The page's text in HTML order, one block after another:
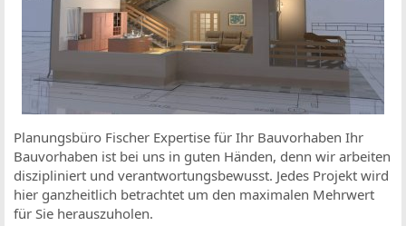
Planungsbüro Fischer Expertise für Ihr Bauvorhaben Ihr
Bauvorhaben ist bei uns in guten Händen, denn wir arbeiten
diszipliniert und verantwortungsbewusst. Jedes Projekt wird
hier ganzheitlich betrachtet um den maximalen Mehrwert
für Sie herauszuholen.